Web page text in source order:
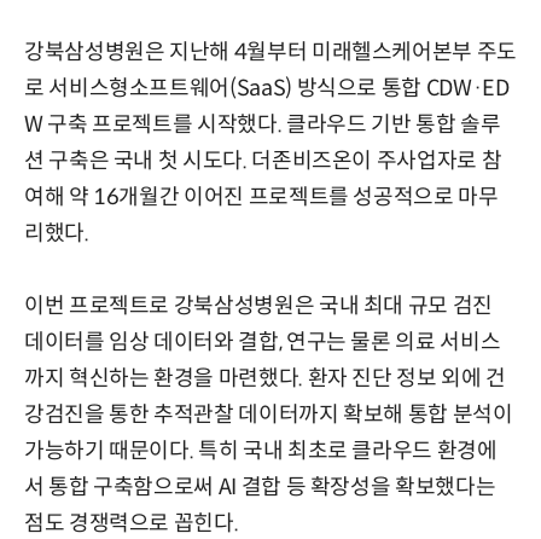
강북삼성병원은 지난해 4월부터 미래헬스케어본부 주도
로 서비스형소프트웨어(SaaS) 방식으로 통합 CDW·ED
W 구축 프로젝트를 시작했다. 클라우드 기반 통합 솔루
션 구축은 국내 첫 시도다. 더존비즈온이 주사업자로 참
여해 약 16개월간 이어진 프로젝트를 성공적으로 마무
리했다.
이번 프로젝트로 강북삼성병원은 국내 최대 규모 검진
데이터를 임상 데이터와 결합, 연구는 물론 의료 서비스
까지 혁신하는 환경을 마련했다. 환자 진단 정보 외에 건
강검진을 통한 추적관찰 데이터까지 확보해 통합 분석이
가능하기 때문이다. 특히 국내 최초로 클라우드 환경에
서 통합 구축함으로써 AI 결합 등 확장성을 확보했다는
점도 경쟁력으로 꼽힌다.